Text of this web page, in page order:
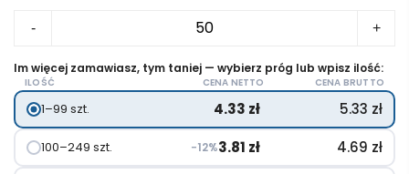
-
ze
sznurkiem
z
włókniny
CARRYDRAW
+
Im więcej zamawiasz, tym taniej — wybierz próg lub wpisz ilość:
ILOŚĆ CENA NETTO CENA BRUTTO
1–99 szt. 4.33 zł 5.33 zł
100–249 szt. −12%3.81 zł 4.69 zł